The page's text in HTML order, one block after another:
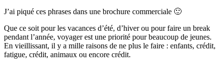
J’ai piqué ces phrases dans une brochure commerciale 🙂
Que ce soit pour les vacances d’été, d’hiver ou pour faire un break
pendant l’année, voyager est une priorité pour beaucoup de jeunes.
En vieillissant, il y a mille raisons de ne plus le faire : enfants, crédit,
fatigue, crédit, animaux ou encore crédit.